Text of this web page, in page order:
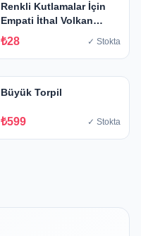
Renkli Kutlamalar İçin
Empati İthal Volkan
Şimdi Satışta!
₺28 ✓ Stokta
Büyük Torpil
₺599 ✓ Stokta